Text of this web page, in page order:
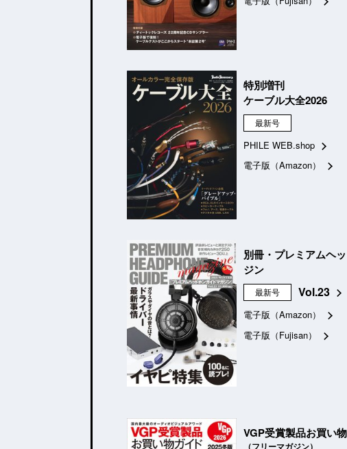
特別増刊
ケーブル大全2026
最新号
PHILE WEB.shop
電子版（Amazon）
別冊・プレミアムヘ
ジン
最新号 Vol.23
電子版（Amazon）
電子版（Fujisan）
VGP受賞製品お買い
（フリーマガジン）